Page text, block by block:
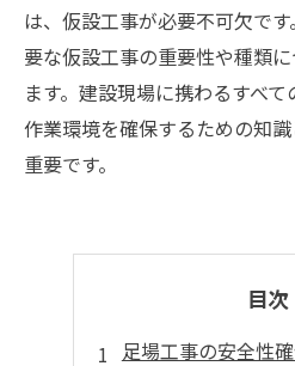
は、仮設工事が必要不可欠で
要な仮設工事の重要性や種類
ます。建設現場に携わるすべ
作業環境を確保するための知
重要です。
目次
足場工事の安全性